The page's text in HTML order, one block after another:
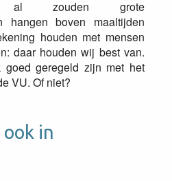
al zouden grote
hangen boven maaltijden
houden met mensen
daar houden wij best van.
geregeld zijn met het
VU. Of niet?
in